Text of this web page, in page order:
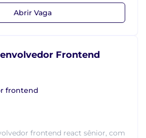
Abrir Vaga
Frontend
frontend
frontend react sênior, com